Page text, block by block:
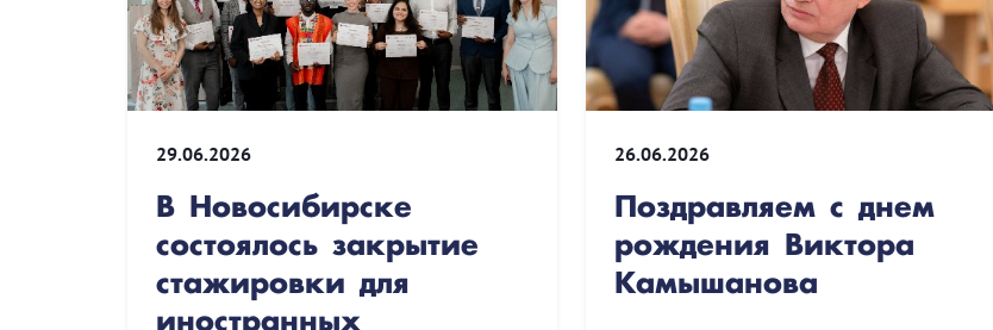
29.06.2026
В Новосибирске
состоялось закрытие
стажировки для
иностранных
26.06.2026
Поздравляем с днем
рождения Виктора
Камышанова